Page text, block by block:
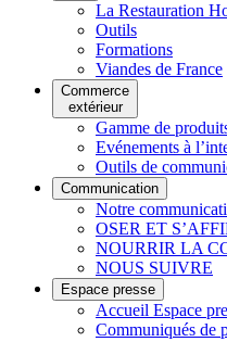
La Restauration
Outils
Formations
Viandes de France
Commerce
extérieur
Gamme de
Evénements à
Outils de
Communication
Notre
OSER ET
NOURRIR LA
NOUS SUIVRE
Espace presse
Accueil Espace
Communiqués de